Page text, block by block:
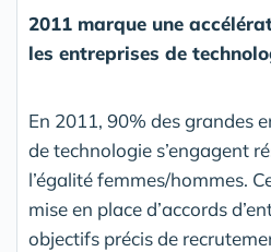
2011 marque une
les entreprises de
En 2011, 90% des grandes
de technologie s’engagent
l’égalité femmes/hommes.
mise en place d’accords
objectifs précis de